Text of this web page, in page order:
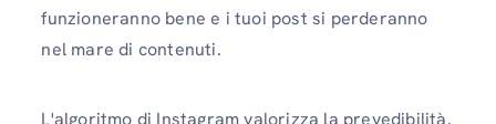
funzioneranno bene e i tuoi post si perderanno
nel mare di contenuti.
L'algoritmo di Instagram valorizza la prevedibilità.